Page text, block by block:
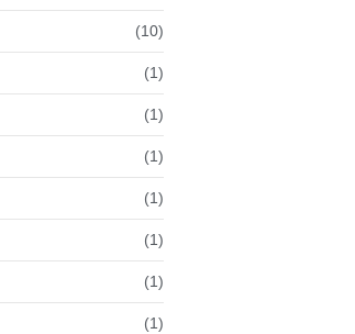
(10)
(1)
(1)
(1)
(1)
(1)
(1)
(1)